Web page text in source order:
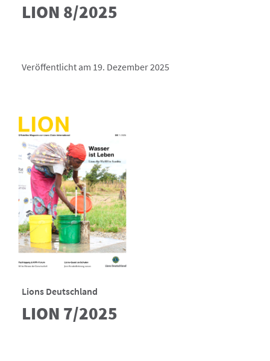
LION 8/2025
Veröffentlicht am 19. Dezember 2025
Lions Deutschland
LION 7/2025